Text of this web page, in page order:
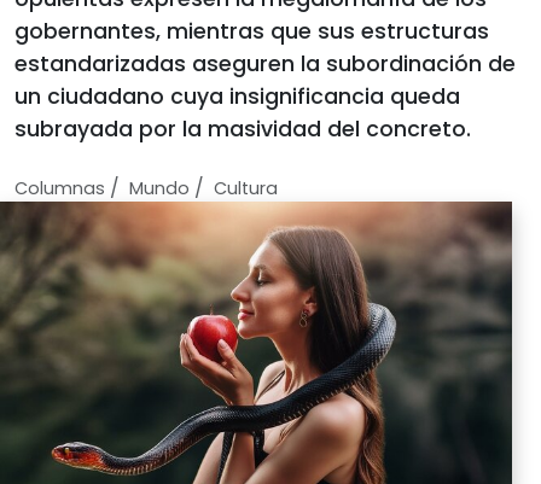
gobernantes, mientras que sus estructuras
estandarizadas aseguren la subordinación de
un ciudadano cuya insignificancia queda
subrayada por la masividad del concreto.
Columnas / Mundo / Cultura